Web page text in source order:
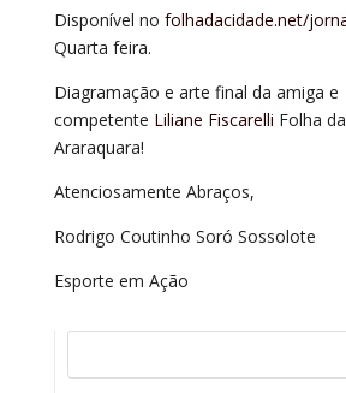
Disponível no folhadacidade.net/
Quarta feira.
Diagramação e arte final da amiga e
competente Liliane Fiscarelli Folha
Araraquara!
Atenciosamente Abraços,
Rodrigo Coutinho Soró Sossolote
Esporte em Ação